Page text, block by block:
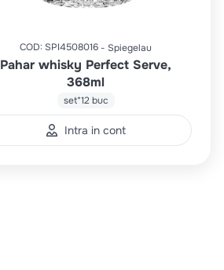
COD: SPI4508016 Spiegelau
Pahar whisky Perfect Serve,
368ml
set*12 buc
Intra in cont